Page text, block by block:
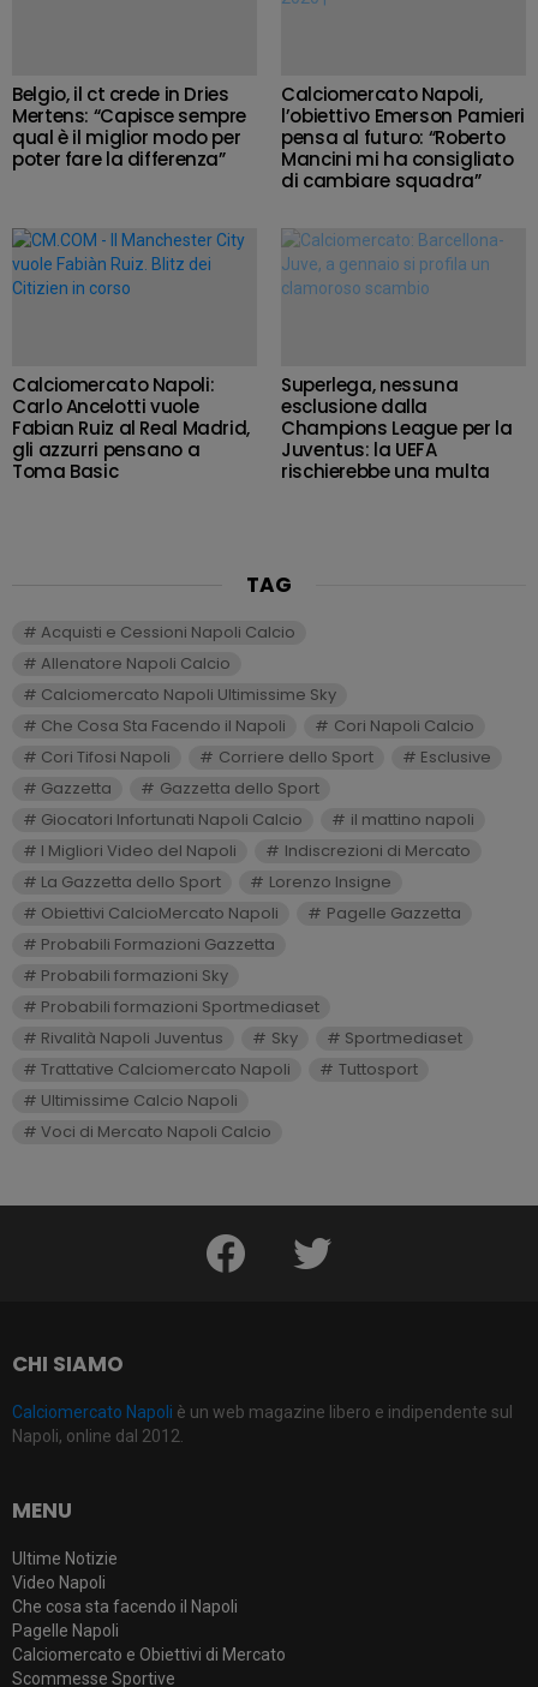
Belgio, il ct crede in Dries
Mertens: “Capisce sempre
qual è il miglior modo per
poter fare la differenza”
Calciomercato Napoli,
l’obiettivo Emerson Pamieri
pensa al futuro: “Roberto
Mancini mi ha consigliato
di cambiare squadra”
Calciomercato Napoli:
Carlo Ancelotti vuole
Fabian Ruiz al Real Madrid,
gli azzurri pensano a
Toma Basic
Superlega, nessuna
esclusione dalla
Champions League per la
Juventus: la UEFA
rischierebbe una multa
TAG
Acquisti e Cessioni Napoli Calcio
Allenatore Napoli Calcio
Calciomercato Napoli Ultimissime Sky
Che Cosa Sta Facendo il Napoli
Cori Napoli Calcio
Cori Tifosi Napoli
Corriere dello Sport
Esclusive
Gazzetta
Gazzetta dello Sport
Giocatori Infortunati Napoli Calcio
il mattino napoli
I Migliori Video del Napoli
Indiscrezioni di Mercato
La Gazzetta dello Sport
Lorenzo Insigne
Obiettivi CalcioMercato Napoli
Pagelle Gazzetta
Probabili Formazioni Gazzetta
Probabili formazioni Sky
Probabili formazioni Sportmediaset
Rivalità Napoli Juventus
Sky
Sportmediaset
Trattative Calciomercato Napoli
Tuttosport
Ultimissime Calcio Napoli
Voci di Mercato Napoli Calcio
facebook twitter
CHI SIAMO
Calciomercato Napoli è un web magazine libero e indipendente sul
Napoli, online dal 2012.
MENU
Ultime Notizie
Video Napoli
Che cosa sta facendo il Napoli
Pagelle Napoli
Calciomercato e Obiettivi di Mercato
Scommesse Sportive